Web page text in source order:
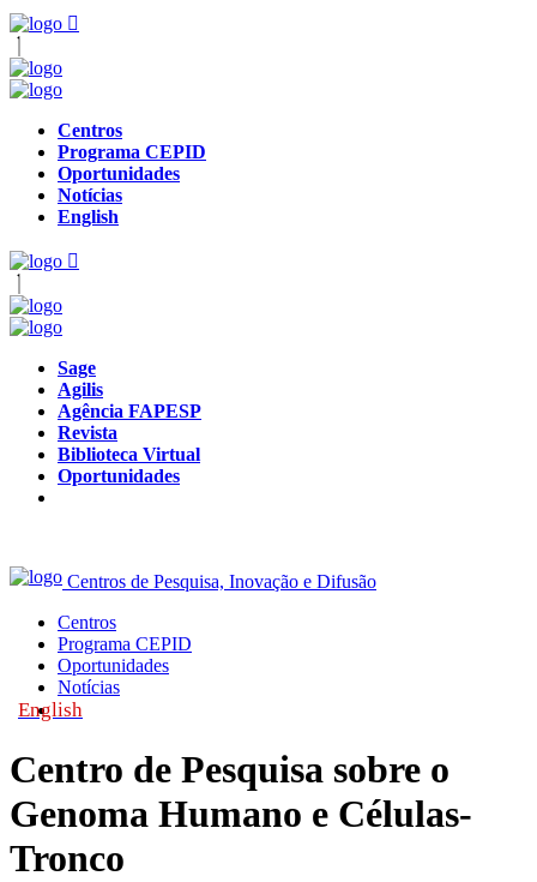
Centros
Programa CEPID
Oportunidades
Notícias
English
Sage
Agilis
Agência FAPESP
Revista
Biblioteca Virtual
Oportunidades
Centros de Pesquisa, Inovação e Difusão
Centros
Programa CEPID
Oportunidades
Notícias
English
Centro de Pesquisa sobre o
Genoma Humano e Células-
Tronco